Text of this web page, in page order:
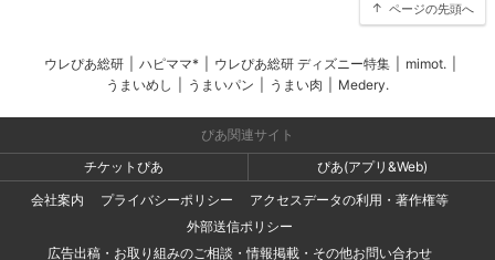
ページの先頭へ
ウレぴあ総研 ハピママ* ウレぴあ総研 ディズニー特集 mimot.
うまいめし
うまいパン うまい肉 Medery.
ぴあ関連サイト
チケットぴあ
ぴあ(アプリ&Web)
会社案内
プライバシーポリシー
アクセスデータの利用・著作権等
外部送信ポリシー
広告出稿・お取り組みのご相談・情報掲載・その他お問い合わせ